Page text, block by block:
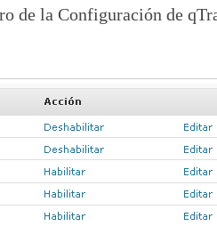
de la Configuración de